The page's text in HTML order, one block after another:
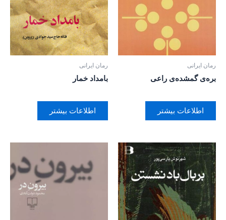
رمان ایرانی
بره‌ی گمشده‌‌ی راعی
اطلاعات بیشتر
رمان ایرانی
بامداد خمار
اطلاعات بیشتر